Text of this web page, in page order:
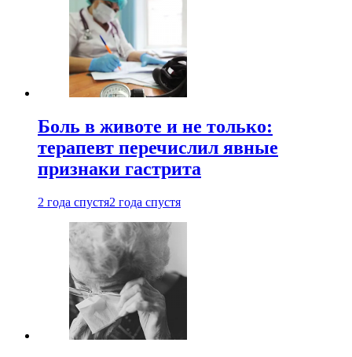
Боль в животе и не только:
терапевт перечислил явные
признаки гастрита
2 года спустя2 года спустя